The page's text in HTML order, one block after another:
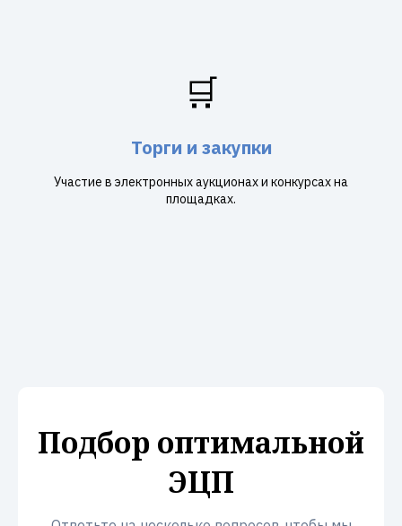
🛒
Торги и закупки
Участие в электронных аукционах и конкурсах на
площадках.
Подбор оптимальной
ЭЦП